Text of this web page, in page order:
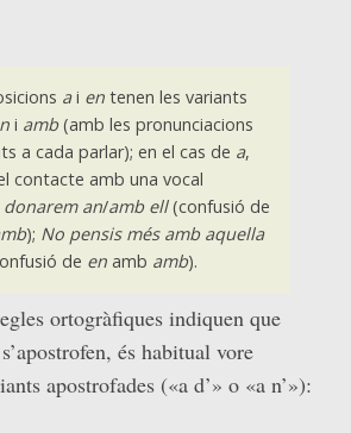
ai en tenen les variants
i amb(amb les pronunciacions
a cada parlar); en el cas de a,
contacte amb una vocal
donarem an/amb ell(confusió de
); No pensis més amb aquella
de en amb amb).
ortogràfiques indiquen que
és habitual vore
apostrofades («a d’» o «a n’»):